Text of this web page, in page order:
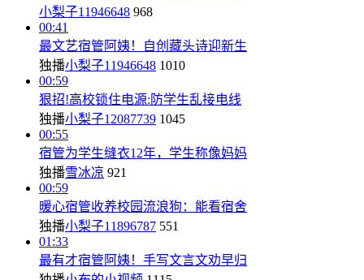
小梨子11946648 968
00:41
最文艺宿管阿姨！自创藏头诗迎新生
独播小梨子11946648 1010
00:59
狠招!高校锁住电源:防学生乱接电线
独播小梨子12087739 1045
00:55
宿管为学生缝衣12年，学生称像妈妈
独播雪冰凉 921
00:59
暖心宿管收养校园流浪狗：能看宿舍
独播小梨子11896787 551
01:33
最有才宿管阿姨！手写文言文劝早归